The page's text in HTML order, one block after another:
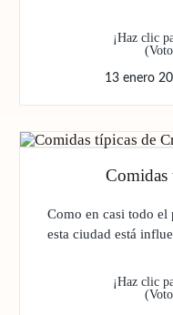
¡Haz clic
13 enero
Comidas
Como en casi todo el
esta ciudad está
¡Haz clic